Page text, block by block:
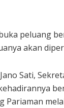
peluang
akan
Sati,
Pariaman